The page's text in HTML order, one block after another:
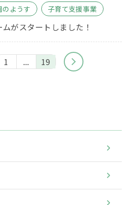
のようす 子育て支援事業
がスタートしました！
1 ... 19